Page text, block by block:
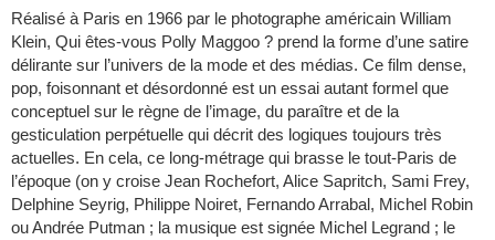
Réalisé à Paris en 1966 par le photographe américain William
Klein, Qui êtes-vous Polly Maggoo ? prend la forme d’une satire
délirante sur l’univers de la mode et des médias. Ce film dense,
pop, foisonnant et désordonné est un essai autant formel que
conceptuel sur le règne de l’image, du paraître et de la
gesticulation perpétuelle qui décrit des logiques toujours très
actuelles. En cela, ce long-métrage qui brasse le tout-Paris de
l’époque (on y croise Jean Rochefort, Alice Sapritch, Sami Frey,
Delphine Seyrig, Philippe Noiret, Fernando Arrabal, Michel Robin
ou Andrée Putman ; la musique est signée Michel Legrand ; le